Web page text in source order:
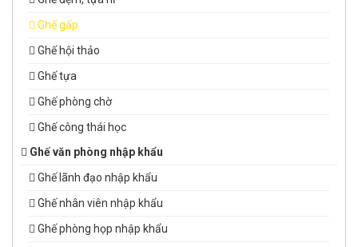
Ghế gấp
Ghế hội thảo
Ghế tựa
Ghế phòng chờ
Ghế công thái học
Ghế văn phòng nhập khẩu
Ghế lãnh đạo nhập khẩu
Ghế nhân viên nhập khẩu
Ghế phòng họp nhập khẩu